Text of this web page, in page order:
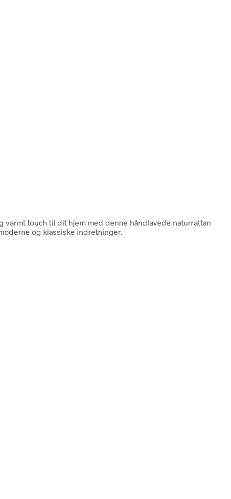
varmt touch til dit hjem med denne håndlavede naturrattan
og klassiske indretninger.